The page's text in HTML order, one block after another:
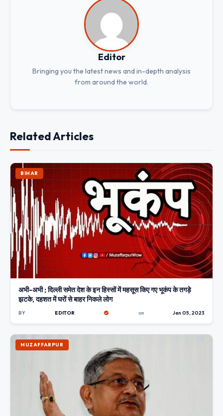
Editor
Bringing you the latest news and in-depth analysis
from around the world.
Related Articles
BIHAR
अभी-अभी ; दिल्ली समेत देश के इन हिस्सों में महसूस किए गए भूकंप के तगड़े
झटके, दहशत में घरों से बाहर निकले लोग
BY EDITOR on Jan 05, 2023
MUZAFFARPUR